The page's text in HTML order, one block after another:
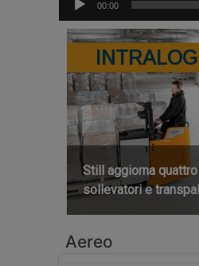
00:00
Still aggiorna
sollevatori e
Aereo